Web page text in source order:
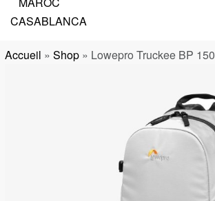
Accueil » Shop » Lowepro Truckee BP 150